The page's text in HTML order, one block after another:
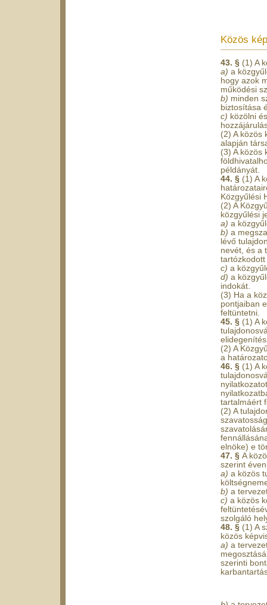
Közös
43. § (1) A
a) a
hogy azok
működési
b) minden
biztosítása
c) közölni
(2) A közös
alapján
(3) A közös
példányát.
44. § (1) A
Közgyűlési
(2) A
közgyűlési
a) a
b) a
lévő
nevét, és a
c) a
d) a
indokát.
(3) Ha a
pontjaiban
feltüntetni.
45. § (1) A
(2) A
a
46. § (1) A
tartalmáért
(2) A
elnöke) e
47. § A
szerint
a) a közös
b) a
c) a közös
szolgáló
48. § (1) A
közös
a) a
szerinti